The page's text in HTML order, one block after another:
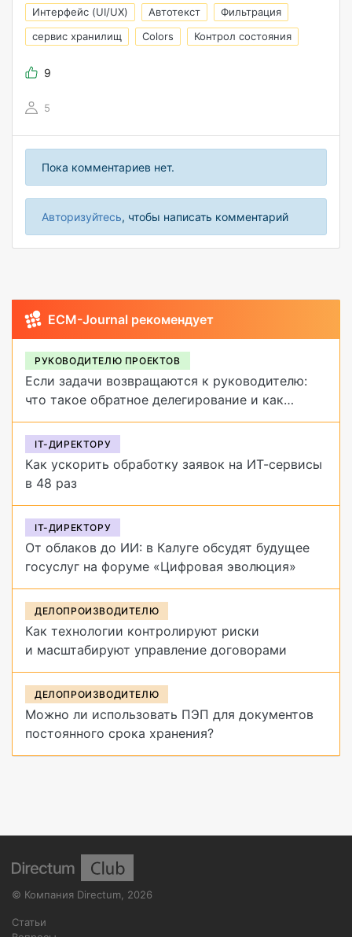
Интерфейс (UI/UX)
Автотекст
Фильтрация
сервис хранилищ
Colors Контрол состояния
9
5
Пока комментариев нет.
Авторизуйтесь, чтобы написать комментарий
ECM-Journal рекомендует
РУКОВОДИТЕЛЮ ПРОЕКТОВ
Если задачи возвращаются к руководителю:
что такое обратное делегирование и как
от него избавиться
IT-ДИРЕКТОРУ
Как ускорить обработку заявок на ИТ-сервисы
в 48 раз
IT-ДИРЕКТОРУ
От облаков до ИИ: в Калуге обсудят будущее
госуслуг на форуме «Цифровая эволюция»
ДЕЛОПРОИЗВОДИТЕЛЮ
Как технологии контролируют риски
и масштабируют управление договорами
ДЕЛОПРОИЗВОДИТЕЛЮ
Можно ли использовать ПЭП для документов
постоянного срока хранения?
© Компания Directum 2026
Статьи